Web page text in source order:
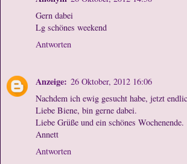
Gern dabei
Lg schönes weekend
Antworten
Anzeige: 26 Oktober, 2012 16:06
Nachdem ich ewig gesucht habe, jetzt
Liebe Biene, bin gerne dabei.
Liebe Grüße und ein schönes Wochenende.
Annett
Antworten